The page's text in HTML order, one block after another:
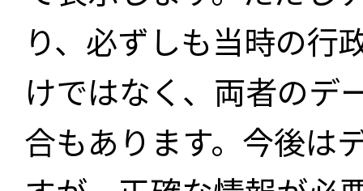
り、必ずしも当時の行
けではなく、両者のデ
合もあります。今後は